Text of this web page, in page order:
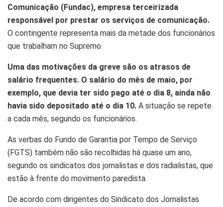
Comunicação (Fundac), empresa terceirizada
responsável por prestar os serviços de comunicação.
O contingente representa mais da metade dos funcionários
que trabalham no Supremo.
Uma das motivações da greve são os atrasos de
salário frequentes. O salário do mês de maio, por
exemplo, que devia ter sido pago até o dia 8, ainda não
havia sido depositado até o dia 10. A situação se repete
a cada mês, segundo os funcionários.
As verbas do Fundo de Garantia por Tempo de Serviço
(FGTS) também não são recolhidas há quase um ano,
segundo os sindicatos dos jornalistas e dos radialistas, que
estão à frente do movimento paredista.
De acordo com dirigentes do Sindicato dos Jornalistas